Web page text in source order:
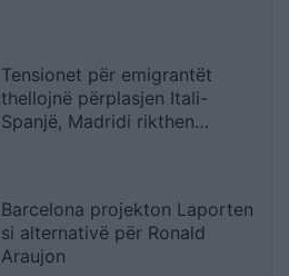
Tensionet për emigrantët
thellojnë përplasjen Itali-
Spanjë, Madridi rikthen
Barcelona projekton Laporten
si alternativë për Ronald
Araujon